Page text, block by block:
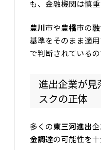
も、金融機関は慎
豊川市や豊橋市の
基準をそのまま適
で判断されているの
進出企業が見
スクの正体
多くの東三河進出
金調達の可能性を